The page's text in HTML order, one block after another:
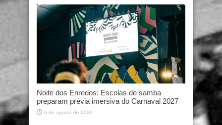
Noite dos Enredos: Escolas de samba
preparam prévia imersiva do Carnaval 2027
6 de agosto de 2026